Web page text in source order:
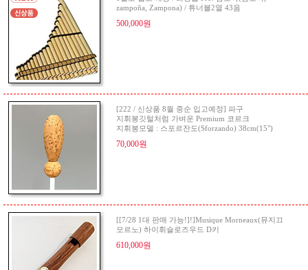
zampoña, Zampona) / 튜너블2열 43음
500,000원
[222 / 신상품 8월 중순 입고예정] 파구
지휘봉깃털처럼 가벼운 Premium 코르크
지휘봉모델 : 스포르잔도(Sforzando) 38cm(15")
70,000원
[[7/28 1대 판매 가능!]!]Musique Morneaux(뮤지끄
모르노) 하이휘슬로즈우드 D키
610,000원